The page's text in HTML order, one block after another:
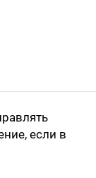
если в